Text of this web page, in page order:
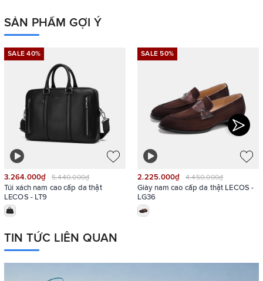
SẢN PHẨM GỢI Ý
SALE 40%
3.264.000₫ 5.440.000₫
Túi xách nam cao cấp da thật
LECOS - LT9
SALE 50%
2.225.000₫ 4.450.000₫
Giày nam cao cấp da thật LECOS -
LG36
TIN TỨC LIÊN QUAN